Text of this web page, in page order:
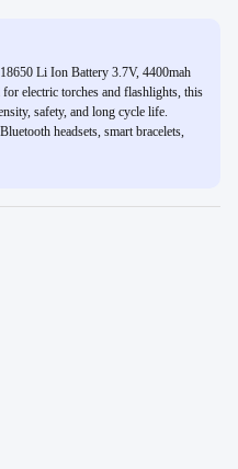
Li Ion Battery 3.7V, 4400mah
electric torches and flashlights, this
safety, and long cycle life.
headsets, smart bracelets,